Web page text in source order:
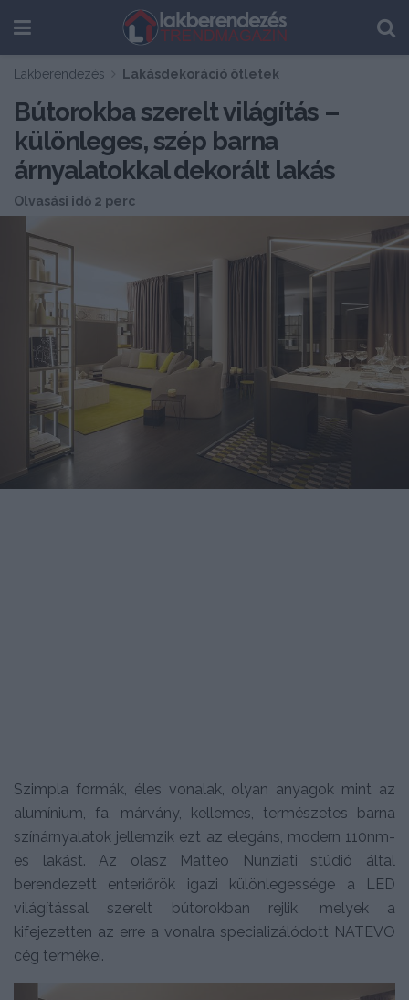
Lakberendezés Lakásdekoráció ötletek
Bútorokba szerelt világítás –
különleges, szép barna
árnyalatokkal dekorált lakás
Olvasási idő 2 perc
Szimpla formák, éles vonalak, olyan anyagok mint az
alumínium, fa, márvány, kellemes, természetes barna
színárnyalatok jellemzik ezt az elegáns, modern 110nm-
es lakást. Az olasz Matteo Nunziati stúdió által
berendezett enteriőrök igazi különlegessége a LED
világítással szerelt bútorokban rejlik, melyek a
kifejezetten az erre a vonalra specializálódott NATEVO
cég termékei.